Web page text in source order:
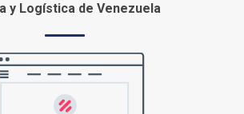
y Logística de Venezuela